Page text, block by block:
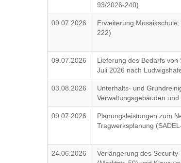
93/2026-240)
09.07.2026
Erweiterung
222)
09.07.2026
Lieferung des Bedarfs
Juli 2026 nach
03.08.2026
Unterhalts- und
Verwaltungsgebäuden
09.07.2026
Planungsleistungen zum
Tragwerksplanung
24.06.2026
Verlängerung des